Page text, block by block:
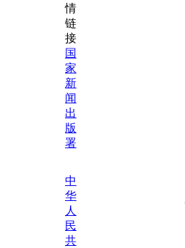
情
链
接
国
家
新
闻
出
版
署
中
华
人
民
共